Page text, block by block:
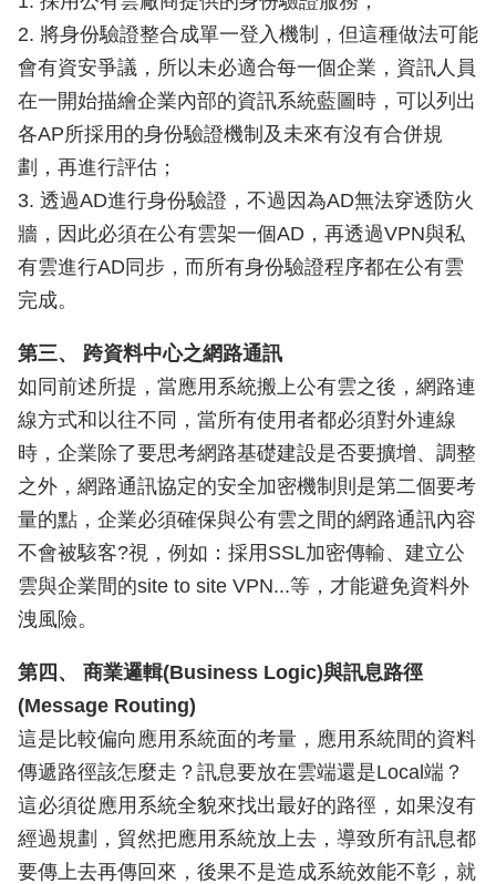
2. 將身份驗證整合成單一登入機制，但這種做法可能
會有資安爭議，所以未必適合每一個企業，資訊人員
在一開始描繪企業內部的資訊系統藍圖時，可以列出
各AP所採用的身份驗證機制及未來有沒有合併規
劃，再進行評估；
3. 透過AD進行身份驗證，不過因為AD無法穿透防火
牆，因此必須在公有雲架一個AD，再透過VPN與私
有雲進行AD同步，而所有身份驗證程序都在公有雲
完成。
第三、 跨資料中心之網路通訊
如同前述所提，當應用系統搬上公有雲之後，網路連
線方式和以往不同，當所有使用者都必須對外連線
時，企業除了要思考網路基礎建設是否要擴增、調整
之外，網路通訊協定的安全加密機制則是第二個要考
量的點，企業必須確保與公有雲之間的網路通訊內容
不會被駭客?視，例如：採用SSL加密傳輸、建立公
雲與企業間的site to site VPN...等，才能避免資料外
洩風險。
第四、 商業邏輯(Business Logic)與訊息路徑
(Message Routing)
這是比較偏向應用系統面的考量，應用系統間的資料
傳遞路徑該怎麼走？訊息要放在雲端還是Local端？
這必須從應用系統全貌來找出最好的路徑，如果沒有
經過規劃，貿然把應用系統放上去，導致所有訊息都
要傳上去再傳回來，後果不是造成系統效能不彰，就